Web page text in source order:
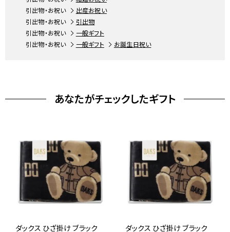
引出物・お祝い
出産お祝い
引出物・お祝い
引出物
引出物・お祝い
一般ギフト
引出物・お祝い
一般ギフト お誕生日祝い
あなたがチェックしたギフト
ダックス ひざ掛け ブラック
ダックス ひざ掛け ブラック